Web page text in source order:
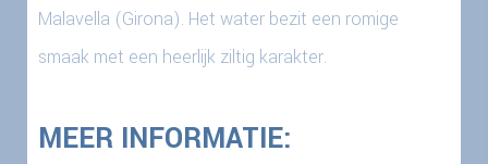
Malavella (Girona). Het water bezit een romige
smaak met een heerlijk ziltig karakter.
MEER INFORMATIE: